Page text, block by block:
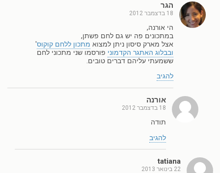
הגר
18 בדצמבר 2012
הי אורנה,
במתכונים פה יש גם לחם פשתן,
אצל מארק סיסון ניתן למצוא מתכון ללחם קוקוס'
ובבלוג האתגר הקדמוני פורסמו שני מתכוני לחם
ששמעתי עליהם דברים טובים.
להגיב
אורנה
18 בדצמבר 2012
תודה
להגיב
tatiana
22 בינואר 2013